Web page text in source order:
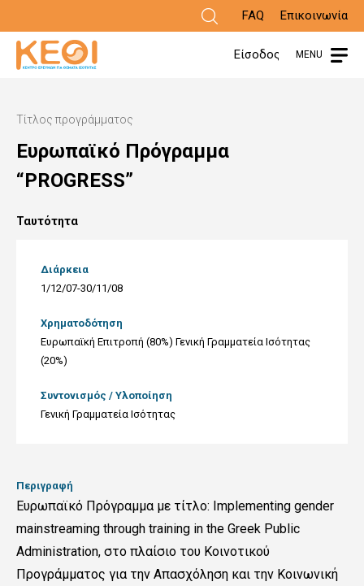
προς
το
περιεχόμενο
FAQ Επικοινωνία
Είσοδος MENU
Τίτλος προγράμματος
Ευρωπαϊκό Πρόγραμμα
“PROGRESS”
Ταυτότητα
Διάρκεια
1/12/07-30/11/08
Χρηματοδότηση
Ευρωπαϊκή Επιτροπή (80%) Γενική Γραμματεία Ισότητας
(20%)
Συντονισμός / Υλοποίηση
Γενική Γραμματεία Ισότητας
Περιγραφή
Ευρωπαϊκό Πρόγραμμα με τίτλο: Implementing gender
mainstreaming through training in the Greek Public
Administration, στο πλαίσιο του Κοινοτικού
Προγράμματος για την Απασχόληση και την Κοινωνική